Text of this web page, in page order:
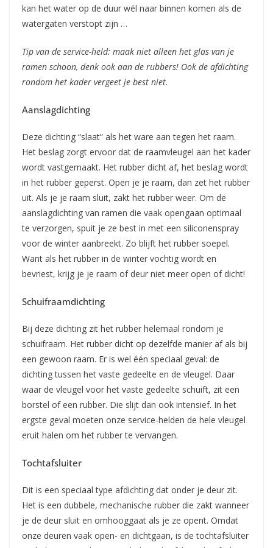
kan het water op de duur wél naar binnen komen als de
watergaten verstopt zijn …
Tip van de service-held: maak niet alleen het glas van je
ramen schoon, denk ook aan de rubbers! Ook de afdichting
rondom het kader vergeet je best niet.
Aanslagdichting
Deze dichting “slaat” als het ware aan tegen het raam.
Het beslag zorgt ervoor dat de raamvleugel aan het kader
wordt vastgemaakt. Het rubber dicht af, het beslag wordt
in het rubber geperst. Open je je raam, dan zet het rubber
uit. Als je je raam sluit, zakt het rubber weer. Om de
aanslagdichting van ramen die vaak opengaan optimaal
te verzorgen, spuit je ze best in met een siliconenspray
voor de winter aanbreekt. Zo blijft het rubber soepel.
Want als het rubber in de winter vochtig wordt en
bevriest, krijg je je raam of deur niet meer open of dicht!
Schuifraamdichting
Bij deze dichting zit het rubber helemaal rondom je
schuifraam. Het rubber dicht op dezelfde manier af als bij
een gewoon raam. Er is wel één speciaal geval: de
dichting tussen het vaste gedeelte en de vleugel. Daar
waar de vleugel voor het vaste gedeelte schuift, zit een
borstel of een rubber. Die slijt dan ook intensief. In het
ergste geval moeten onze service-helden de hele vleugel
eruit halen om het rubber te vervangen.
Tochtafsluiter
Dit is een speciaal type afdichting dat onder je deur zit.
Het is een dubbele, mechanische rubber die zakt wanneer
je de deur sluit en omhooggaat als je ze opent. Omdat
onze deuren vaak open- en dichtgaan, is de tochtafsluiter